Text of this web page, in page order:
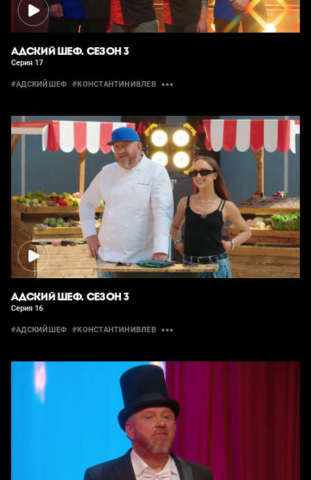
АДСКИЙ ШЕФ. СЕЗОН 3
Серия 17
#АДСКИЙШЕФ #КОНСТАНТИНИВЛЕВ
АДСКИЙ ШЕФ. СЕЗОН 3
Серия 16
#АДСКИЙШЕФ #КОНСТАНТИНИВЛЕВ